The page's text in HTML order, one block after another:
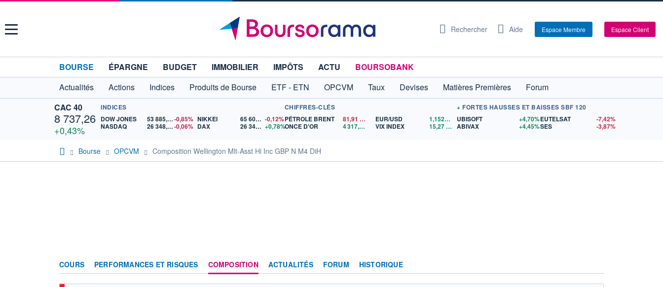
Menu Rechercher Aide Espace Membre Espace Client
BOURSE ÉPARGNE BUDGET IMMOBILIER IMPÔTS ACTU
BOURSOBANK
Actualités
Actions Indices Produits de Bourse ETF - ETN OPCVM Taux Devises Matières Premières
Forum
CAC 40
8 737,26
+0,43%
INDICES
DOW JONES
53 885,10-0,85%
NASDAQ
26 348,35-0,06%
NIKKEI 65 606,71 -0,12%
DAX
26 344,64 +0,78%
CHIFFRES-CLÉS
PÉTROLE BRENT
81,91
ONCE D'OR
4 317,61 $US
EUR/USD 1,1528$US
VIX INDEX
15,27$US
+ FORTES HAUSSES ET BAISSES SBF 120
UBISOFT
+4,70%
ABIVAX
+4,45%
EUTELSAT
-7,42%
SES
-3,87%
Bourse OPCVM Composition Wellington Mlt-Asst Hi Inc GBP N M4 DiH
COURS PERFORMANCES ET RISQUES COMPOSITION ACTUALITÉS FORUM HISTORIQUE